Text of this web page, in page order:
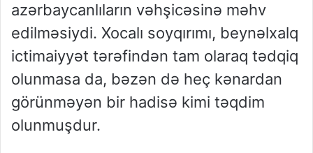
azərbaycanlıların vəhşicəsinə məhv
edilməsiydi. Xocalı soyqırımı, beynəlxalq
ictimaiyyət tərəfindən tam olaraq tədqiq
olunmasa da, bəzən də heç kənardan
görünməyən bir hadisə kimi təqdim
olunmuşdur.